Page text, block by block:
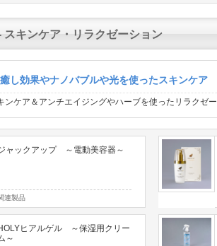
スキンケア・リラクゼーション
し効果やナノバブルや光を使ったスキンケア
ンケア＆アンチエイジングやハーブを使ったリラクゼ
ャックアップ ～電動美容器～
連製品
ヒアルゲル ～保湿用クリー
～